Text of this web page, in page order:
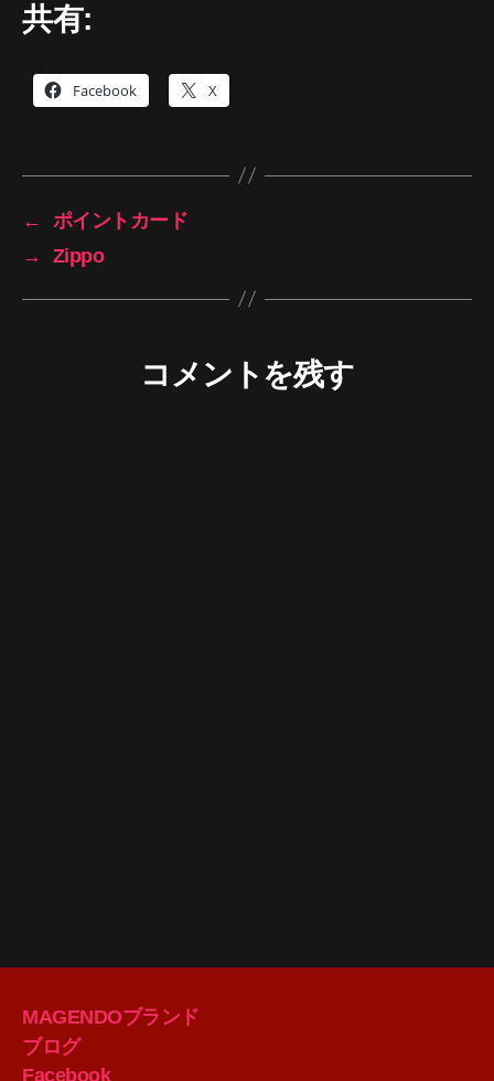
共有:
Facebook X
←
ポイントカード
→
Zippo
コメントを残す
MAGENDOブランド
ブログ
Facebook